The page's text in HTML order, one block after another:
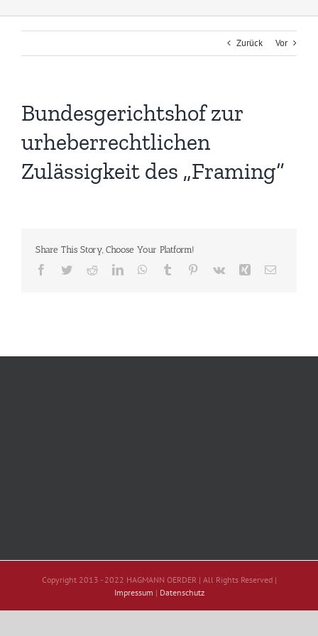
Zurück Vor
Bundesgerichtshof zur
urheberrechtlichen
Zulässigkeit des „Framing“
Share This Story, Choose Your Platform!
Facebook
TwitterRedditLinkedInWhatsApp
Tumblr Pinterest
Vk Xing E-
Copyright 2013 - 2022 HAGMANN OERDER | All Rights Reserved |
Impressum | Datenschutz